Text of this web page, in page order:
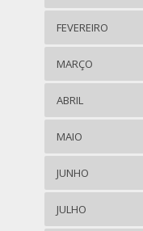
FEVEREIRO
MARÇO
ABRIL
MAIO
JUNHO
JULHO